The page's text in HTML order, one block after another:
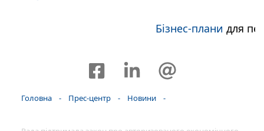
Бізнес-планидля
Головна - Прес-центр - Новини -